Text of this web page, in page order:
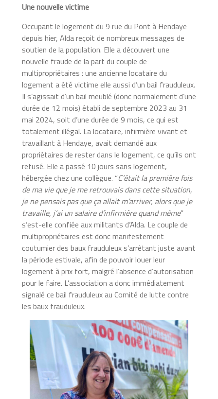
Une nouvelle victime
Occupant le logement du 9 rue du Pont à Hendaye
depuis hier, Alda reçoit de nombreux messages de
soutien de la population. Elle a découvert une
nouvelle fraude de la part du couple de
multipropriétaires : une ancienne locataire du
logement a été victime elle aussi d’un bail frauduleux.
Il s’agissait d’un bail meublé (donc normalement d’une
durée de 12 mois) établi de septembre 2023 au 31
mai 2024, soit d’une durée de 9 mois, ce qui est
totalement illégal. La locataire, infirmière vivant et
travaillant à Hendaye, avait demandé aux
propriétaires de rester dans le logement, ce qu’ils ont
refusé. Elle a passé 10 jours sans logement,
hébergée chez une collègue. “C’était la première fois
de ma vie que je me retrouvais dans cette situation,
je ne pensais pas que ça allait m’arriver, alors que je
travaille, j’ai un salaire d’infirmière quand même”
s’est-elle confiée aux militants d’Alda. Le couple de
multipropriétaires est donc manifestement
coutumier des baux frauduleux s’arrêtant juste avant
la période estivale, afin de pouvoir louer leur
logement à prix fort, malgré l’absence d’autorisation
pour le faire. L’association a donc immédiatement
signalé ce bail frauduleux au Comité de lutte contre
les baux frauduleux.